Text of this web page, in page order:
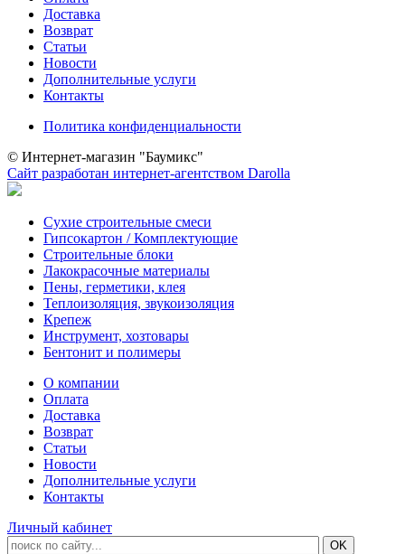
Доставка
Возврат
Статьи
Новости
Дополнительные услуги
Контакты
Политика конфиденциальности
© Интернет-магазин "Баумикс"
Сайт разработан интернет-агентством Darolla
Сухие строительные смеси
Гипсокартон / Комплектующие
Строительные блоки
Лакокрасочные материалы
Пены, герметики, клея
Теплоизоляция, звукоизоляция
Крепеж
Инструмент, хозтовары
Бентонит и полимеры
О компании
Оплата
Доставка
Возврат
Статьи
Новости
Дополнительные услуги
Контакты
Личный кабинет